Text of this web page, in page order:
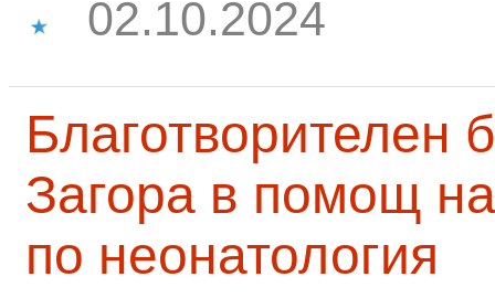
02.10.2024
Благотворителен
Загора в помощ
по неонатология